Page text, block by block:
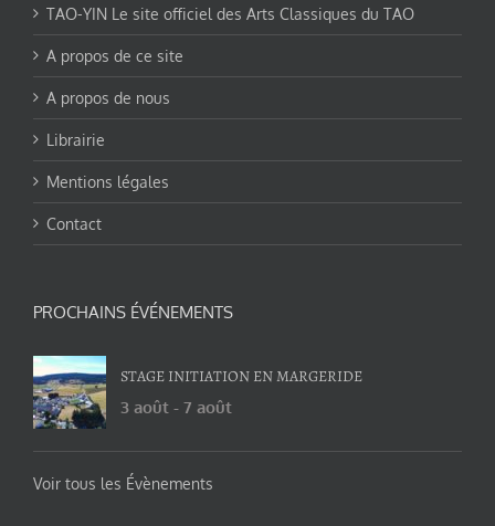
TAO-YIN Le site officiel des Arts Classiques du TAO
A propos de ce site
A propos de nous
Librairie
Mentions légales
Contact
PROCHAINS ÉVÉNEMENTS
STAGE INITIATION EN MARGERIDE
3 août - 7 août
Voir tous les Évènements